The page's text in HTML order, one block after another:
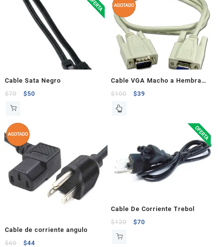
Cable Sata Negro
$70 $50
Cable VGA Macho a Hembra
1.8 M – Usado
$100 $39
Cable de corriente angulo
$60 $44
Cable De Corriente Trebol
$120 $70